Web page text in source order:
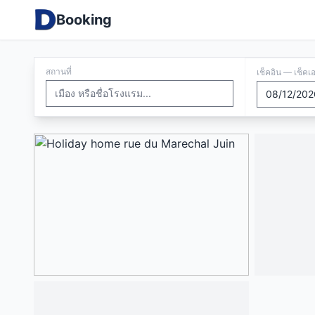
Booking
สถานที่ เช็คอิน — เช็คเ